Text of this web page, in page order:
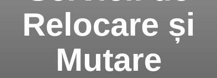
Relocare și
Mutare